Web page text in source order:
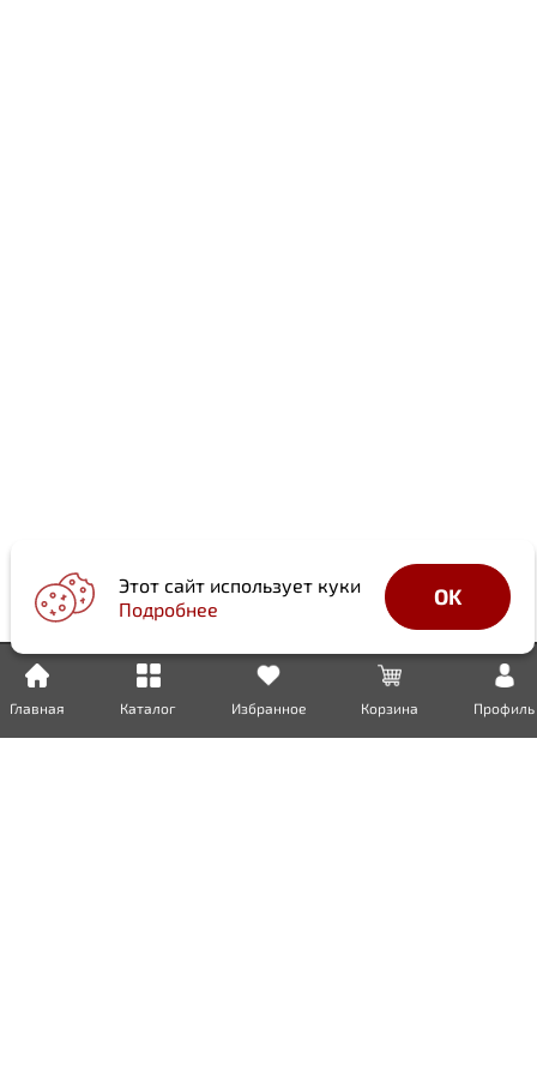
Главная Каталог Избранное Корзина Профиль
Этот сайт использует куки
Подробнее
OK